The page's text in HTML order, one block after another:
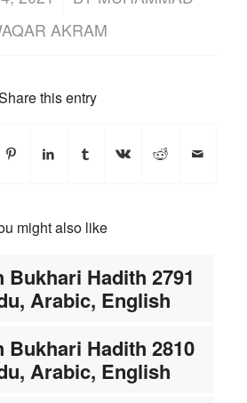
AKRAM
this entry
might also like
Bukhari Hadith 2791
Arabic, English
Bukhari Hadith 2810
Arabic, English